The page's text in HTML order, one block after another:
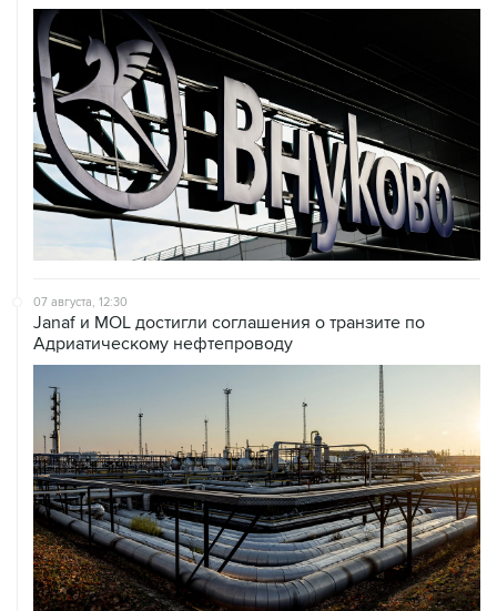
07 августа, 12:30
Janaf и MOL достигли соглашения о транзите по
Адриатическому нефтепроводу